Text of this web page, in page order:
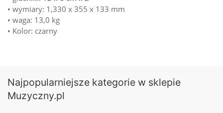
• wymiary: 1,330 x 355 x 133 mm
• waga: 13,0 kg
• Kolor: czarny
Najpopularniejsze kategorie w sklepie
Muzyczny.pl